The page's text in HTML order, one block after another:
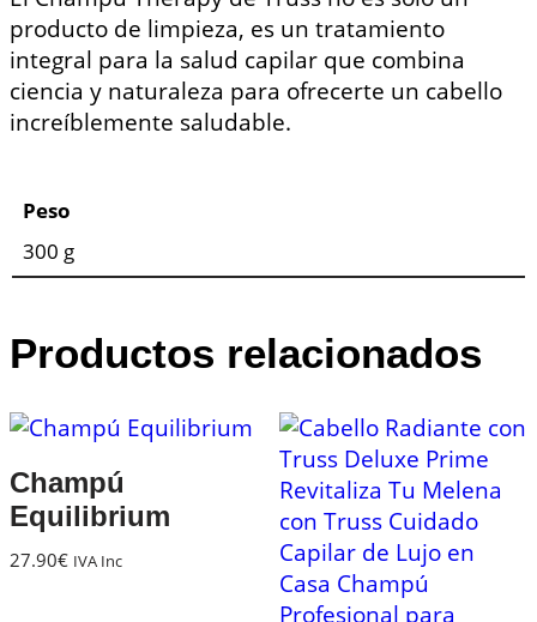
producto de limpieza, es un tratamiento
integral para la salud capilar que combina
ciencia y naturaleza para ofrecerte un cabello
increíblemente saludable.
Peso
300 g
Productos relacionados
Champú
Equilibrium
27.90€ IVA Inc